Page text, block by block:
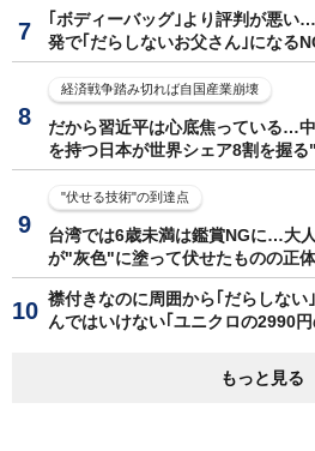
｢ボディーバッグ｣より評判が悪
発で｢だらしないお父さん｣になる
経済戦争踏み切れば自国産業崩壊
だから習近平は心底焦っている…
を持つ日本が世界シェア8割を握
"伏せる技術"の到達点
台湾では6歳未満は鑑賞NGに…大
が"灰色"に塗って伏せたものの正体
襟付きなのに周囲から｢だらしな
んではいけない｢ユニクロの2990
もっと見る